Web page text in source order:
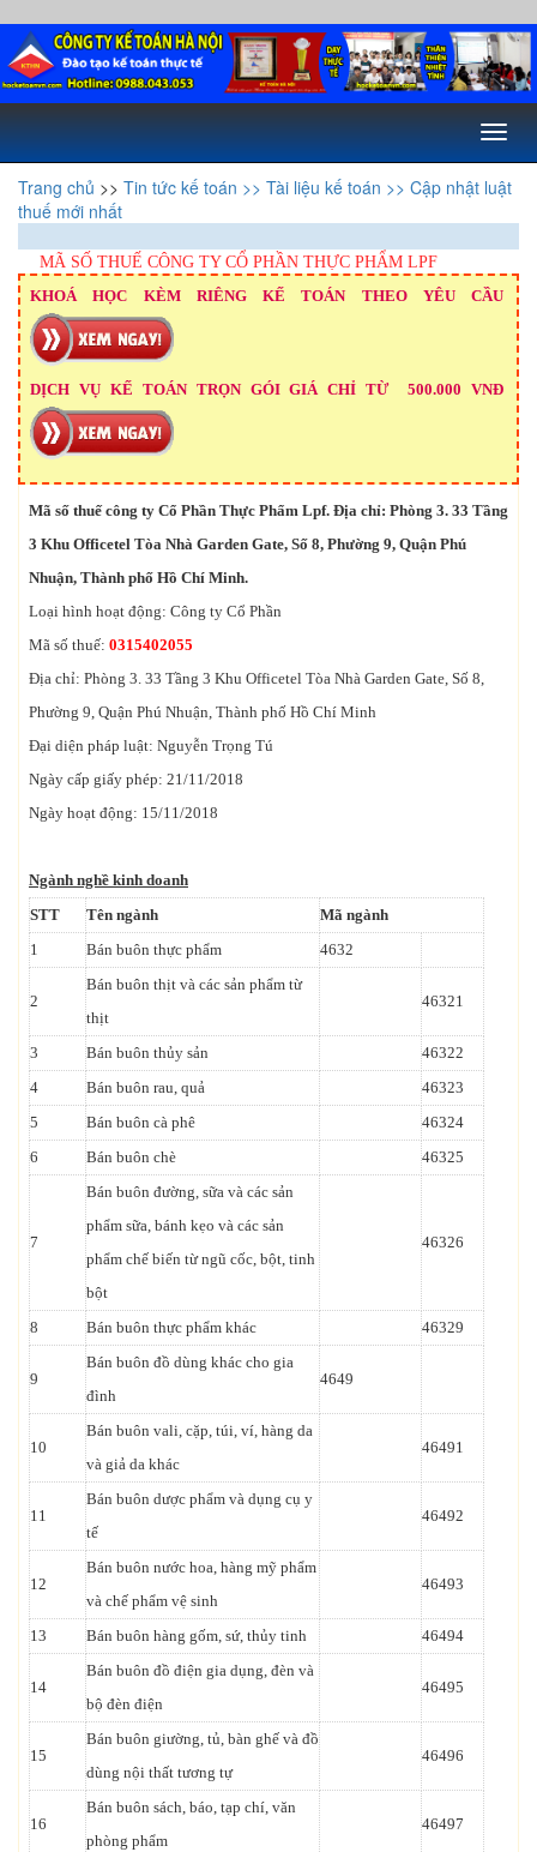
Toggle
Trang chủ >> Tin tức kế toán >> Tài liệu kế toán >> Cập nhật luật
thuế mới nhất
MÃ SỐ THUẾ CÔNG TY CỔ PHẦN THỰC PHẨM LPF
KHOÁ HỌC KÈM RIÊNG KẾ TOÁN THEO YÊU CẦU
DỊCH VỤ KẾ TOÁN TRỌN GÓI GIÁ CHỈ TỪ 500.000 VNĐ
Mã số thuế công ty Cổ Phần Thực Phẩm Lpf. Địa chỉ: Phòng 3. 33 Tầng
3 Khu Officetel Tòa Nhà Garden Gate, Số 8, Phường 9, Quận Phú
Nhuận, Thành phố Hồ Chí Minh.
Loại hình hoạt động: Công ty Cổ Phần
Mã số thuế: 0315402055
Địa chỉ: Phòng 3. 33 Tầng 3 Khu Officetel Tòa Nhà Garden Gate, Số 8,
Phường 9, Quận Phú Nhuận, Thành phố Hồ Chí Minh
Đại diện pháp luật: Nguyễn Trọng Tú
Ngày cấp giấy phép: 21/11/2018
Ngày hoạt động: 15/11/2018
Ngành nghề kinh doanh
STT
Tên ngành
Mã ngành
1
Bán buôn thực phẩm 4632
2
Bán buôn thịt và các sản phẩm từ
thịt
46321
3 Bán buôn thủy sản
46322
4
Bán buôn rau, quả
46323
5
Bán buôn cà phê
46324
6
Bán buôn chè 46325
7
Bán buôn đường, sữa và các sản
phẩm sữa, bánh kẹo và các sản
phẩm chế biến từ ngũ cốc, bột, tinh
bột
46326
8 Bán buôn thực phẩm khác 46329
9
Bán buôn đồ dùng khác cho gia
đình
4649
10
Bán buôn vali, cặp, túi, ví, hàng da
và giả da khác
46491
11
Bán buôn dược phẩm và dụng cụ y
tế
46492
12
Bán buôn nước hoa, hàng mỹ phẩm
và chế phẩm vệ sinh
46493
13 Bán buôn hàng gốm, sứ, thủy tinh 46494
14
Bán buôn đồ điện gia dụng, đèn và
bộ đèn điện
46495
15
Bán buôn giường, tủ, bàn ghế và đồ
dùng nội thất tương tự
46496
16
Bán buôn sách, báo, tạp chí, văn
phòng phẩm
46497